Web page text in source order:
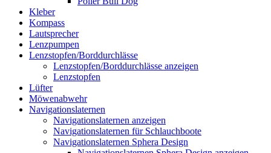
Kleber
Kompass
Lautsprecher
Lenzpumpen
Lenzstopfen/Borddurchlässe
Lenzstopfen/Borddurchlässe anzeigen
Lenzstopfen
Lüfter
Möwenabwehr
Navigationslaternen
Navigationslaternen anzeigen
Navigationslaternen für Schlauchboote
Navigationslaternen Sphera Design